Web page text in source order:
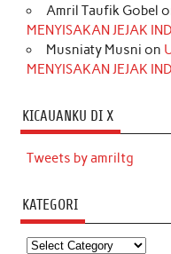
Amril Taufik Gobel
MENYISAKAN JEJAK
Musniaty Musni on
MENYISAKAN JEJAK
KICAUANKU DI X
Tweets by amriltg
KATEGORI
Kategori